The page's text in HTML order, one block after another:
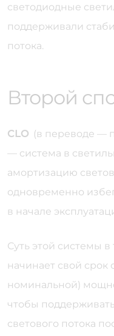
светодиодные
поддерживали
потока.
Второй
CLO (в переводе —
— система в
амортизацию
одновременно
в начале
Суть этой системы
начинает свой
номинальной)
чтобы
светового потока